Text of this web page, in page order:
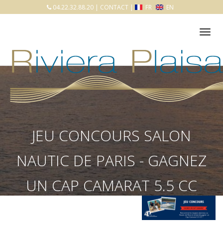
04.22.32.88.20 | CONTACT | FR EN
JEU CONCOURS SALON
NAUTIC DE PARIS - GAGNEZ
UN CAP CAMARAT 5.5 CC
Actualités
Jeu concours salon Nautic de Paris - Gagnez un CAP CAMARAT 5.5